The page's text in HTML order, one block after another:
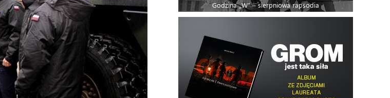
Godzina „W” – sierpniowa rapsodia